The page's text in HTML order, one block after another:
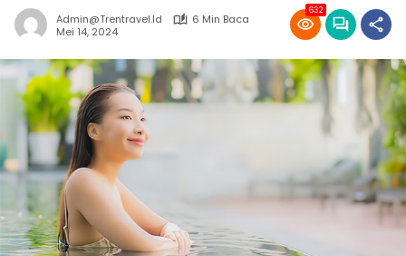
Admin@trentravel.id
6 Min Baca
Mei 14, 2024
632